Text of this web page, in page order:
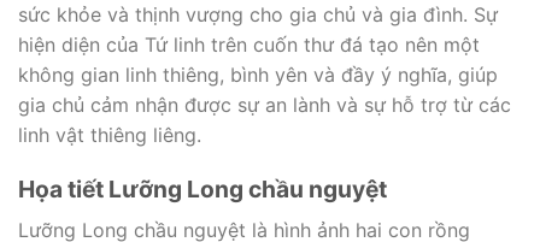
sức khỏe và thịnh vượng cho gia chủ và gia đình. Sự
hiện diện của Tứ linh trên cuốn thư đá tạo nên một
không gian linh thiêng, bình yên và đầy ý nghĩa, giúp
gia chủ cảm nhận được sự an lành và sự hỗ trợ từ các
linh vật thiêng liêng.
Họa tiết Lưỡng Long chầu nguyệt
Lưỡng Long chầu nguyệt là hình ảnh hai con rồng